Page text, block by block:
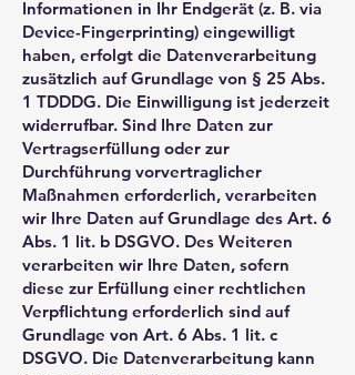
Informationen in Ihr Endgerät (z. B. via
Device-Fingerprinting) eingewilligt
haben, erfolgt die Datenverarbeitung
zusätzlich auf Grundlage von § 25 Abs.
1 TDDDG. Die Einwilligung ist jederzeit
widerrufbar. Sind Ihre Daten zur
Vertragserfüllung oder zur
Durchführung vorvertraglicher
Maßnahmen erforderlich, verarbeiten
wir Ihre Daten auf Grundlage des Art. 6
Abs. 1 lit. b DSGVO. Des Weiteren
verarbeiten wir Ihre Daten, sofern
diese zur Erfüllung einer rechtlichen
Verpflichtung erforderlich sind auf
Grundlage von Art. 6 Abs. 1 lit. c
DSGVO. Die Datenverarbeitung kann